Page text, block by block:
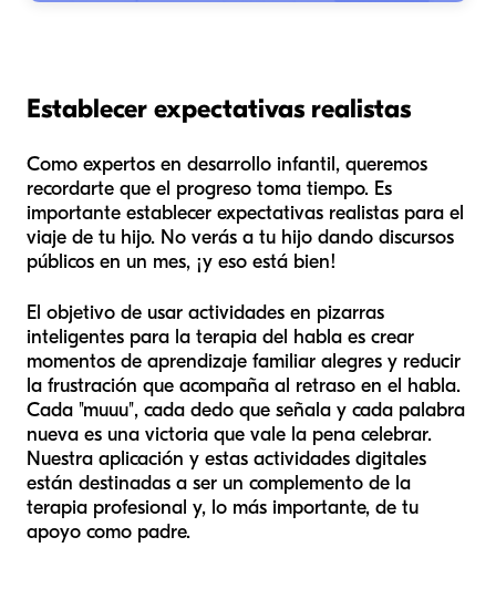
Establecer expectativas realistas
Como expertos en desarrollo infantil, queremos
recordarte que el progreso toma tiempo. Es
importante establecer expectativas realistas para el
viaje de tu hijo. No verás a tu hijo dando discursos
públicos en un mes, ¡y eso está bien!
El objetivo de usar actividades en pizarras
inteligentes para la terapia del habla es crear
momentos de aprendizaje familiar alegres y reducir
la frustración que acompaña al retraso en el habla.
Cada "muuu", cada dedo que señala y cada palabra
nueva es una victoria que vale la pena celebrar.
Nuestra aplicación y estas actividades digitales
están destinadas a ser un complemento de la
terapia profesional y, lo más importante, de tu
apoyo como padre.